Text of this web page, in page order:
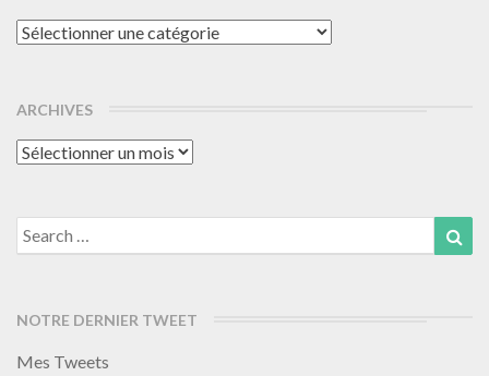
Catégories
ARCHIVES
Archives
Search
for:
NOTRE DERNIER TWEET
Mes Tweets